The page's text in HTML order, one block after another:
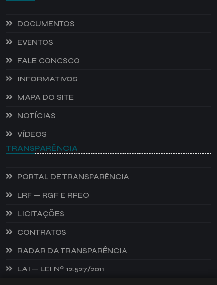
DOCUMENTOS
EVENTOS
FALE CONOSCO
INFORMATIVOS
MAPA DO SITE
NOTÍCIAS
VÍDEOS
TRANSPARÊNCIA
PORTAL DE TRANSPARÊNCIA
LRF — RGF E RREO
LICITAÇÕES
CONTRATOS
RADAR DA TRANSPARÊNCIA
LAI — LEI Nº 12.527/2011